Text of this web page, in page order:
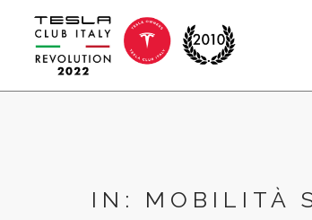
IN: MOBILITÀ